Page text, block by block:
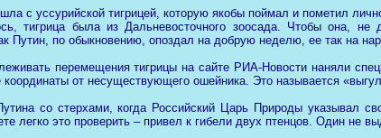
с уссурийской тигрицей, которую якобы поймал и пометил
тигрица была из Дальневосточного зоосада. Чтобы она, не
Путин, по обыкновению, опоздал на добрую неделю, ее так на
перемещения тигрицы на сайте РИА-Новости наняли
от несуществующего ошейника. Это называется
со стерхами, когда Российский Царь Природы указывал
легко это проверить – привел к гибели двух птенцов. Один не